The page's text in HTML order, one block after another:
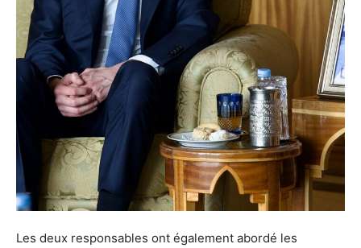
Les deux responsables ont également abordé les